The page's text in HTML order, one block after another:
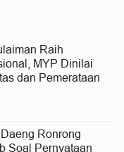
Raih
MYP Dinilai
dan Pemerataan
Ronrong
Soal Pernyataan